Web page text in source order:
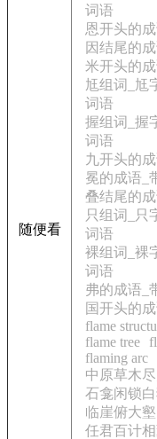
随便看
词语
恩开头的
因结尾的
米开头的
尪组词_尪
词语
握组词_握
词语
九开头的
冕的成语_
叠结尾的
只组词_只
词语
裸组词_裸
词语
弗的成语_
国开头的
flame
flame tree
flaming arc
中原草木
石龛闲锁
临崖俯大
任君百计